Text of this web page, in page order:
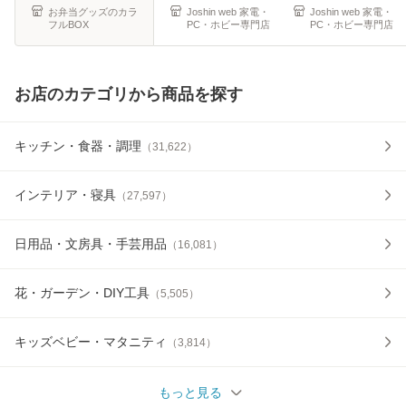
本製お弁当グッズのカラ
フルBOX
Joshin web 家電・
PC・ホビー専門店
Joshin web 家電・
PC・ホビー専門店
お店のカテゴリから商品を探す
キッチン・食器・調理 （31,622 ）
インテリア・寝具 （ 27,597 ）
日用品・文房具・手芸用品 （ 16,081 ）
花・ガーデン・DIY工具 （5,505 ）
キッズベビー・マタニティ （3,814）
もっと見る